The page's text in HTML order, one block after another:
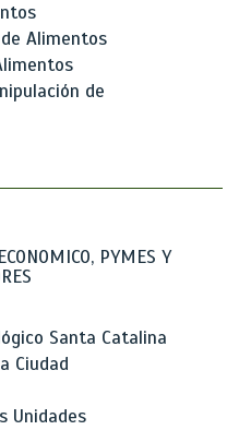
Alimentos
de
PYMES Y
Santa Catalina
Ciudad
Unidades